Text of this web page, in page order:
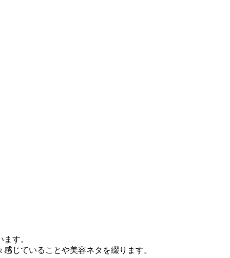
す。
じていることや美容ネタを綴ります。